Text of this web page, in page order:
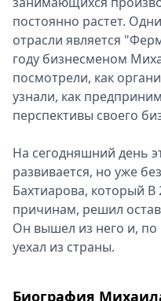
Спецпроекты
Звезды
Выборы
2026
Скачай
Metro
постоянно растет.
отрасли является
году бизнесменом
посмотрели, как
узнали, как
перспективы своего
На сегодняшний день
развивается, но уже
Бахтиарова, который В
причинам, решил
Он вышел из него и,
уехал из страны.
Биография